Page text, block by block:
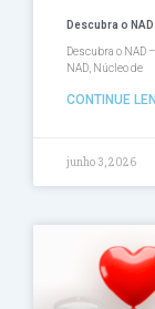
Descubra o
Descubra o NAD
NAD, Núcleo de
CONTINUE
junho 3, 2026